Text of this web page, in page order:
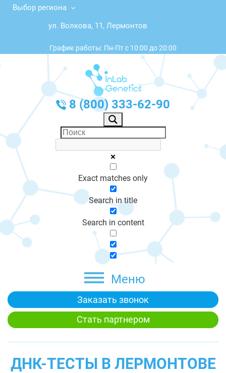
Выбор региона
ул. Волкова, 11, Лермонтов
График работы: Пн-Пт с 10:00 до 20:00
8 (800) 333-62-90
Exact matches only
Search in title
Search in content
Меню
Заказать звонок
Стать партнером
ДНК-ТЕСТЫ В ЛЕРМОНТОВЕ